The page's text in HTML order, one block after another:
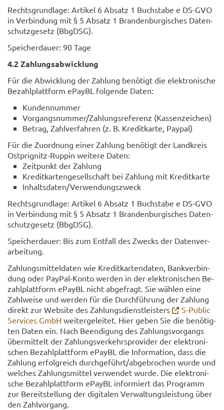
Rechts­grund­la­ge: Ar­ti­kel 6 Ab­satz 1 Buch­sta­be e DS-​GVO
in Ver­bin­dung mit § 5 Ab­satz 1 Bran­den­bur­gi­sches Da­ten­
schutz­ge­setz (Bb­gDSG).
Spei­cher­dau­er: 90 Tage
4.2 Zah­lungs­ab­wick­lung
Für die Ab­wick­lung der Zah­lung be­nö­tigt die elek­tro­ni­sche
Be­zahl­platt­form ePayBL fol­gen­de Daten:
Kun­den­num­mer
Vor­gangs­num­mer/Zah­lungs­re­fe­renz (Kas­sen­zei­chen)
Be­trag, Zahl­ver­fah­ren (z. B. Kre­dit­kar­te, Pay­pal)
Für die Zu­ord­nung einer Zah­lung be­nö­tigt der Land­kreis
Ostprignitz-​Ruppin wei­te­re Daten:
Zeit­punkt der Zah­lung
Kre­dit­kar­ten­ge­sell­schaft bei Zah­lung mit Kre­dit­kar­te
In­halts­da­ten/Ver­wen­dungs­zweck
Rechts­grund­la­ge: Ar­ti­kel 6 Ab­satz 1 Buch­sta­be e DS-​GVO
in Ver­bin­dung mit § 5 Ab­satz 1 Bran­den­bur­gi­sches Da­ten­
schutz­ge­setz (Bb­gDSG).
Spei­cher­dau­er: Bis zum Ent­fall des Zwecks der Da­ten­ver­
ar­bei­tung.
Zah­lungs­mit­tel­da­ten wie Kre­dit­kar­ten­da­ten, Bank­ver­bin­
dung oder PayPal-​Konto wer­den in der elek­tro­ni­schen Be­
zahl­platt­form ePayBL nicht ab­ge­fragt. Sie wäh­len eine
Zahl­wei­se und wer­den für die Durch­füh­rung der Zah­lung
di­rekt zur Web­site des Zah­lungs­dienst­leis­ters
S-​Public
Ser­vices GmbH wei­ter­ge­lei­tet. Hier geben Sie die be­nö­tig­
ten Daten ein. Nach Be­en­di­gung des Zah­lungs­vor­gangs
über­mit­telt der Zah­lungs­ver­kehrs­pro­vi­der der elek­tro­ni­
schen Be­zahl­platt­form ePayBL die In­for­ma­ti­on, dass die
Zah­lung er­folg­reich durch­ge­führt/ab­ge­bro­chen wurde und
wel­ches Zah­lungs­mit­tel ver­wen­det wurde. Die elek­tro­ni­
sche Be­zahl­platt­form ePayBL in­for­miert das Pro­gramm
zur Be­reit­stel­lung der di­gi­ta­len Ver­wal­tungs­leis­tung über
den Zahl­vor­gang.